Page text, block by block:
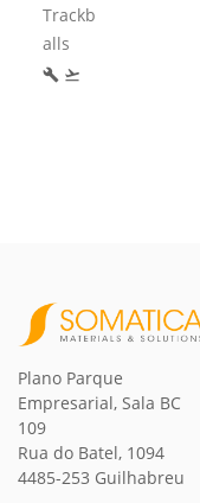
Trackb
alls
build flight_takeoff
Plano Parque
Empresarial, Sala BC
109
Rua do Batel, 1094
4485-253 Guilhabreu